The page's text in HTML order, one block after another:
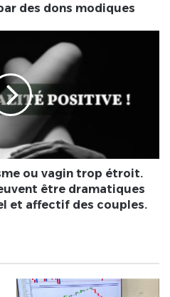
des dons modiques
ou vagin trop étroit.
être dramatiques
et affectif des couples.